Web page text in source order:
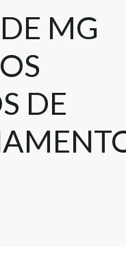
MG
DE